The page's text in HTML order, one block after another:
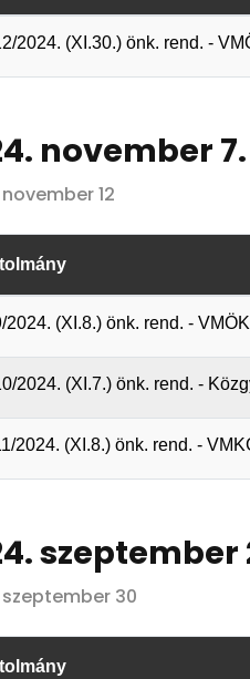
2024. (XI.30.) önk. rend. -
november
12
2024. (XI.8.) önk. rend. -
2024. (XI.7.) önk. rend. -
2024. (XI.8.) önk. rend. -
szeptember
30